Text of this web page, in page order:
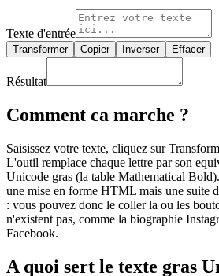
Texte d'entrée
Transformer Copier Inverser Effacer
Résultat
Comment ca marche ?
Saisissez votre texte, cliquez sur
L'outil remplace chaque lettre par son
Unicode gras (la table Mathematical
une mise en forme HTML mais une suite
: vous pouvez donc le coller la ou les
n'existent pas, comme la biographie
Facebook.
A quoi sert le texte gras